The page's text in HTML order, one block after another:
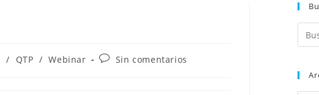
/ QTP / Webinar Sin comentarios